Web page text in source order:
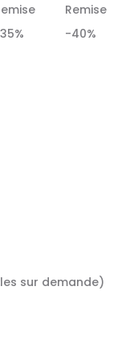
Remise
-40%
sur demande)